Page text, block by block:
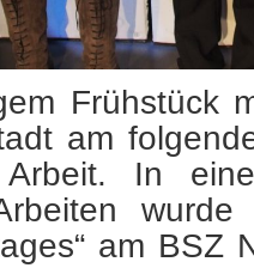
Frühstück
am
Arbeit. In
am BSZ